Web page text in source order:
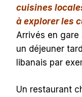
cuisines
à explorer les
Arrivés en gare
un déjeuner
libanais par
Un restaurant